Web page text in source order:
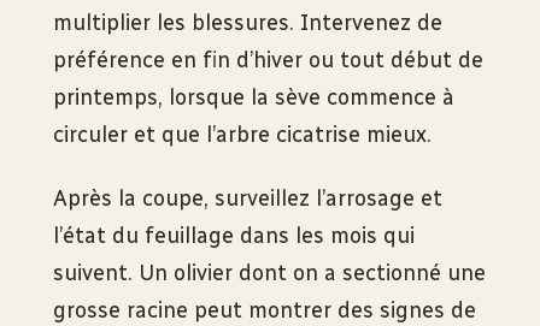
multiplier les blessures. Intervenez de
préférence en fin d’hiver ou tout début de
printemps, lorsque la sève commence à
circuler et que l’arbre cicatrise mieux.
Après la coupe, surveillez l’arrosage et
l’état du feuillage dans les mois qui
suivent. Un olivier dont on a sectionné une
grosse racine peut montrer des signes de